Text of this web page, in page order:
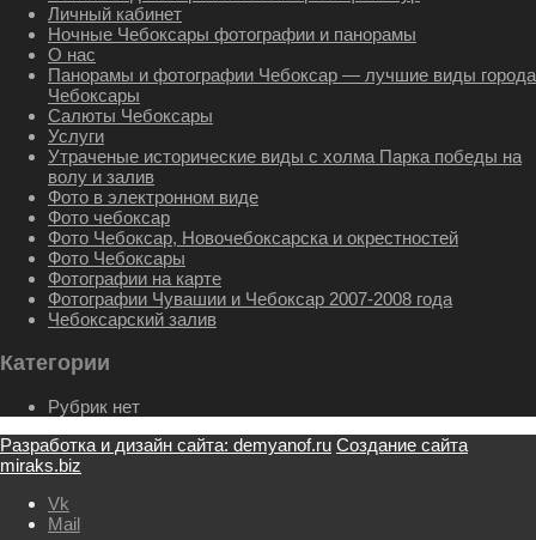
Личный кабинет
Ночные Чебоксары фотографии и панорамы
О нас
Панорамы и фотографии Чебоксар — лучшие виды города
Чебоксары
Салюты Чебоксары
Услуги
Утраченые исторические виды с холма Парка победы на
волу и залив
Фото в электронном виде
Фото чебоксар
Фото Чебоксар, Новочебоксарска и окрестностей
Фото Чебоксары
Фотографии на карте
Фотографии Чувашии и Чебоксар 2007-2008 года
Чебоксарский залив
Категории
Рубрик нет
Разработка и дизайн сайта: demyanof.ru Создание сайта
miraks.biz
Vk
Mail